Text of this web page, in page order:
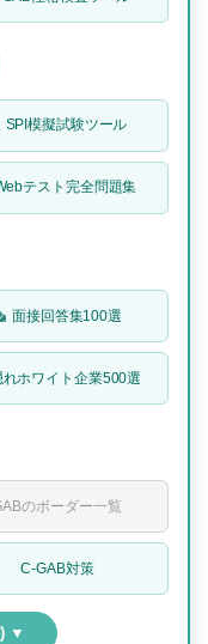
SPI模擬試験ツール
テスト完全問題集
面接回答集100選
れホワイト企業500選
のボーダー一覧
C-GAB対策
) ▼